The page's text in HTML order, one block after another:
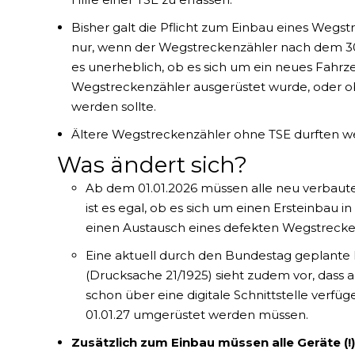
Bisher galt die Pflicht zum Einbau eines
nur, wenn der Wegstreckenzähler nach dem
es unerheblich, ob es sich um ein neues
Wegstreckenzähler ausgerüstet wurde, oder
werden sollte.
Ältere Wegstreckenzähler ohne TSE durften
Was ändert sich?
Ab dem 01.01.2026 müssen alle neu
ist es egal, ob es sich um einen Ersteinbau
einen Austausch eines defekten
Eine aktuell durch den Bundestag
(Drucksache 21/1925) sieht zudem vor,
schon über eine digitale Schnittstelle
01.01.27 umgerüstet werden müssen.
Zusätzlich zum Einbau müssen alle Geräte